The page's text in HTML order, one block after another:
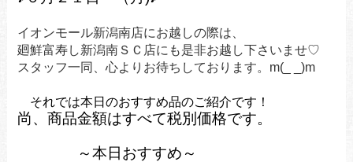
イオンモール新潟南店にお越しの際は、
廻鮮富寿し新潟南ＳＣ店にも是非お越し下さいませ♡
スタッフ一同、心よりお待ちしております。m(_ _)m
それでは本日のおすすめ品のご紹介です！
尚、商品金額はすべて税別 価格です。
～本日おすすめ～